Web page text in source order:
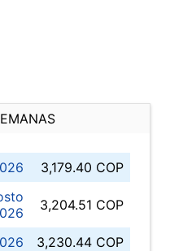
3,179.40 COP
3,204.51 COP
3,230.44 COP